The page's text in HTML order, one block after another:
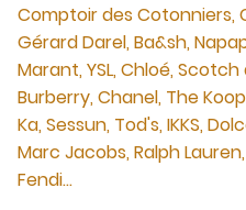
Comptoir des Cotonniers,
Gérard Darel, Ba&sh,
Marant, YSL, Chloé, Scotch
Burberry, Chanel, The
Ka, Sessun, Tod's, IKKS,
Marc Jacobs, Ralph
Fendi...